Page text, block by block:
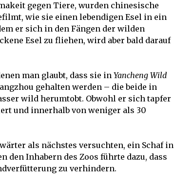
gegen Tiere, wurden chinesische
wie sie einen lebendigen Esel in ein
er sich in den Fängen der wilden
Esel zu fliehen, wird aber bald darauf
man glaubt, dass sie in Yancheng Wild
gehalten werden – die beide in
wild herumtobt. Obwohl er sich tapfer
und innerhalb von weniger als 30
als nächstes versuchten, ein Schaf in
den Inhabern des Zoos führte dazu, dass
zu verhindern.